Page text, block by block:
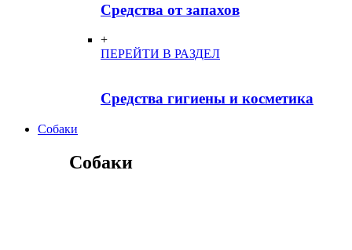
Средства от запахов
+
ПЕРЕЙТИ В РАЗДЕЛ
Средства гигиены и косметика
Собаки
Собаки